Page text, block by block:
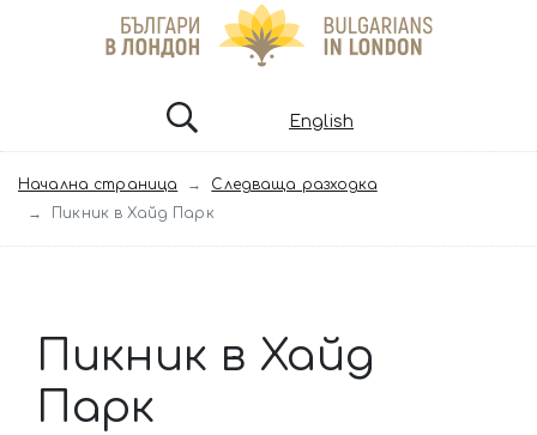
English
Начална страница
Следваща разходка
Пикник в Хайд Парк
Пикник в Хайд
Парк